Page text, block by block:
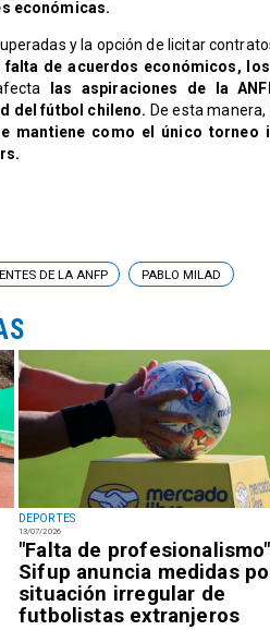
económicas.
y la opción de licitar
falta de acuerdos económicos,
las aspiraciones de la
del fútbol chileno. De esta manera,
mantiene como el único torneo
DEPORTES
13/07/2026
"Falta de
Sifup anuncia medidas
situación irregular de
futbolistas extranjeros
DE LA ANFP PABLO MILAD